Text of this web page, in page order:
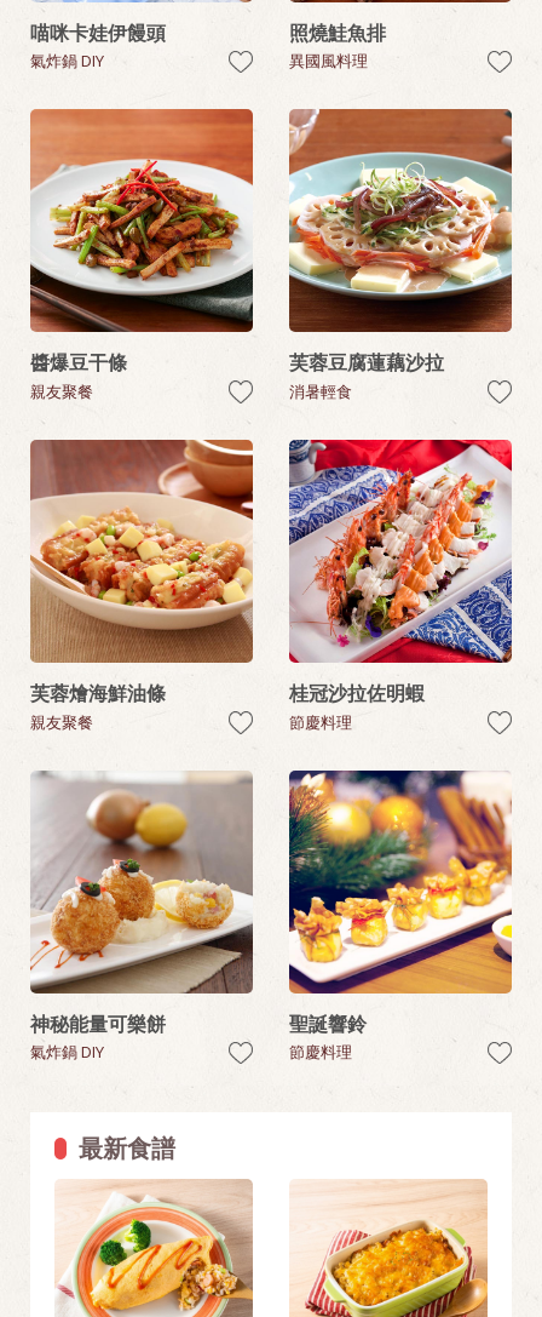
喵咪卡娃伊饅頭
氣炸鍋 DIY
照燒鮭魚排
異國風料理
醬爆豆干條
親友聚餐
芙蓉豆腐蓮藕沙拉
消暑輕食
芙蓉燴海鮮油條
親友聚餐
桂冠沙拉佐明蝦
節慶料理
神秘能量可樂餅
氣炸鍋 DIY
聖誕響鈴
節慶料理
最新食譜